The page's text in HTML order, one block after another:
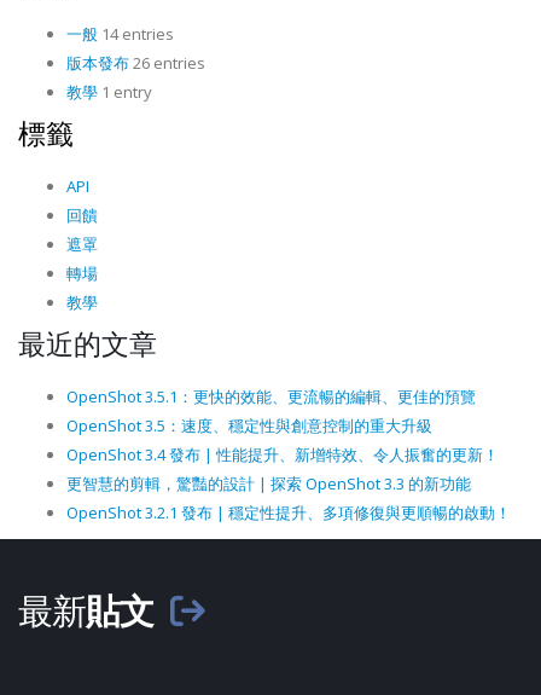
一般 14 entries
版本發布26 entries
教學 1 entry
標籤
API
回饋
遮罩
轉場
教學
最近的文章
OpenShot 3.5.1：更快的效能、更流暢的編輯、更佳的預覽
OpenShot 3.5：速度、穩定性與創意控制的重大升級
OpenShot 3.4 發布 | 性能提升、新增特效、令人振奮的更新！
更智慧的剪輯，驚豔的設計 | 探索 OpenShot 3.3 的新功能
OpenShot 3.2.1 發布 | 穩定性提升、多項修復與更順暢的啟動！
最新貼文